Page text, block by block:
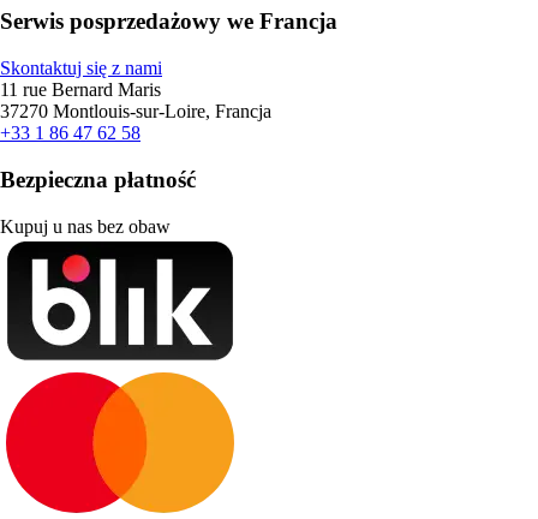
Serwis posprzedażowy we Francja
Skontaktuj się z nami
11 rue Bernard Maris
37270 Montlouis-sur-Loire, Francja
+33 1 86 47 62 58
Bezpieczna płatność
Kupuj u nas bez obaw